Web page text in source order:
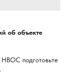
об объекте
НВОС подготовьте